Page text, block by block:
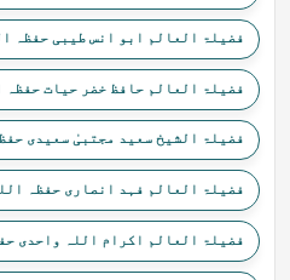
فضیلۃ العالم ابو انس طیبی حفظہ
فضیلۃ العالم حافظ خضر حیات حفظہ
فضیلۃ الشیخ سعید مجتبیٰ سعیدی
فضیلۃ العالم فہد انصاری حفظہ
فضیلۃ العالم اکرام اللہ واحدی